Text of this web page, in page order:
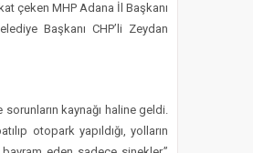
çeken MHP Adana İl Başkanı
Başkanı CHP’li Zeydan
kaynağı haline geldi.
otopark yapıldığı, yolların